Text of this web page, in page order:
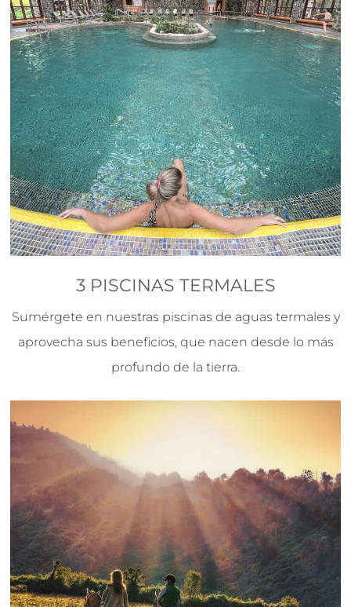
3 PISCINAS TERMALES
Sumérgete en nuestras piscinas de aguas termales y
aprovecha sus beneficios, que nacen desde lo más
profundo de la tierra.